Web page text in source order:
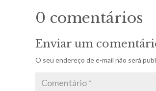
0 comentários
Enviar um
O seu endereço de e-mail não será